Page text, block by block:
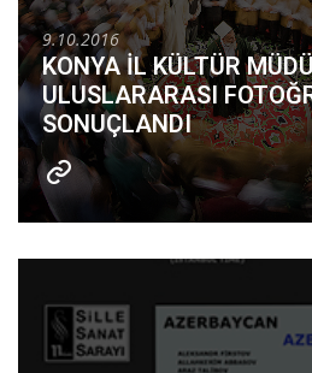
9.10.2016
KONYA İL KÜLTÜR
ULUSLARARASI
SONUÇLANDI